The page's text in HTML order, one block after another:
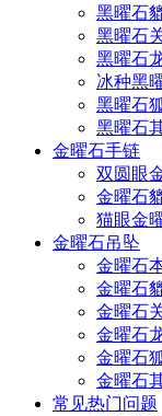
黑曜石
黑曜石
黑曜石
冰种黑
黑曜石
黑曜石
金曜石手链
双圆眼
金曜石
猫眼金
金曜石吊坠
金曜石
金曜石
金曜石
金曜石
金曜石
金曜石
常见热门问题